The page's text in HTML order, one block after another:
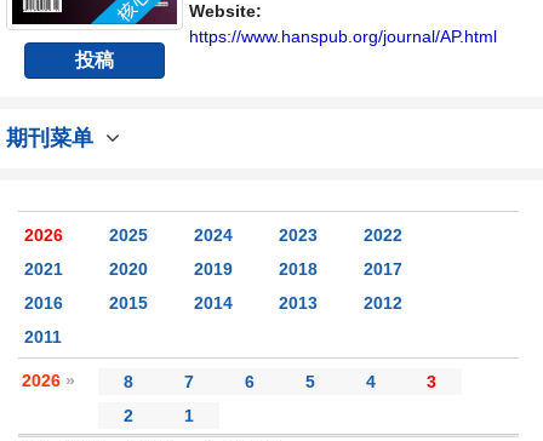
投稿
与发展的交流平台。
Website:
https://www.hanspub.org/journal/AP.html
期刊菜单
2026 2025 2024 2023
2022
2021
2020 2019 2018
2017
2016
2015 2014 2013
2012
2011
2026 » 8 7 6 5 4
3
2
1